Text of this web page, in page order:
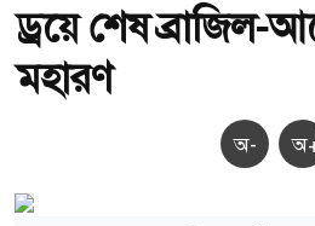
ড্রয়ে শেষ ব্রাজিল-
মহারণ
অ-